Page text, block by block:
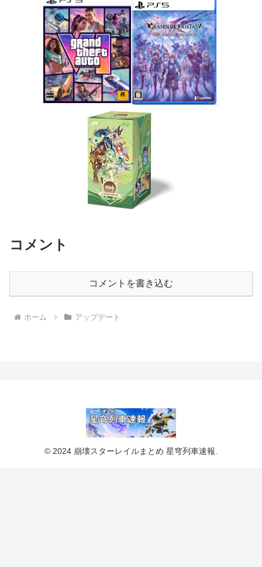
コメント
コメントを書き込む
ホーム アップデート
© 2024 崩壊スターレイルまとめ 星穹列車速報.